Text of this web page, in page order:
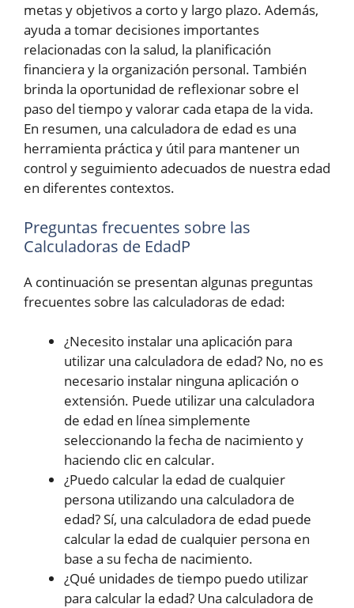
metas y objetivos a corto y largo plazo. Además,
ayuda a tomar decisiones importantes
relacionadas con la salud, la planificación
financiera y la organización personal. También
brinda la oportunidad de reflexionar sobre el
paso del tiempo y valorar cada etapa de la vida.
En resumen, una calculadora de edad es una
herramienta práctica y útil para mantener un
control y seguimiento adecuados de nuestra edad
en diferentes contextos.
Preguntas frecuentes sobre las
Calculadoras de EdadP
A continuación se presentan algunas preguntas
frecuentes sobre las calculadoras de edad:
¿Necesito instalar una aplicación para
utilizar una calculadora de edad? No, no es
necesario instalar ninguna aplicación o
extensión. Puede utilizar una calculadora
de edad en línea simplemente
seleccionando la fecha de nacimiento y
haciendo clic en calcular.
¿Puedo calcular la edad de cualquier
persona utilizando una calculadora de
edad? Sí, una calculadora de edad puede
calcular la edad de cualquier persona en
base a su fecha de nacimiento.
¿Qué unidades de tiempo puedo utilizar
para calcular la edad? Una calculadora de